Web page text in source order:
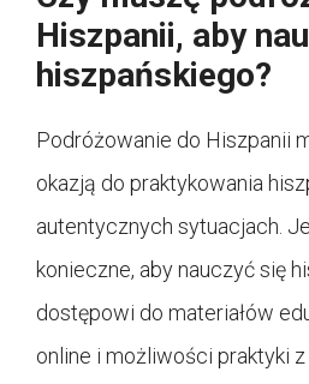
Hiszpanii, aby
hiszpańskiego?
Podróżowanie do Hiszpanii
okazją do praktykowania
autentycznych sytuacjach.
konieczne, aby nauczyć się
dostępowi do materiałów
online i możliwości praktyki